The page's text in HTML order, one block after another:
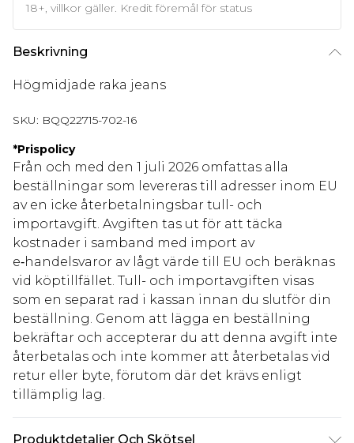
18+, villkor gäller. Kredit föremål för status
Beskrivning
Högmidjade raka jeans
SKU: BQQ22715-702-16
*Prispolicy
Från och med den 1 juli 2026 omfattas alla
beställningar som levereras till adresser inom EU
av en icke återbetalningsbar tull- och
importavgift. Avgiften tas ut för att täcka
kostnader i samband med import av
e‑handelsvaror av lågt värde till EU och beräknas
vid köptillfället. Tull- och importavgiften visas
som en separat rad i kassan innan du slutför din
beställning. Genom att lägga en beställning
bekräftar och accepterar du att denna avgift inte
återbetalas och inte kommer att återbetalas vid
retur eller byte, förutom där det krävs enligt
tillämplig lag.
Produktdetaljer Och Skötsel